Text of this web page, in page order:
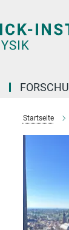
Startseite